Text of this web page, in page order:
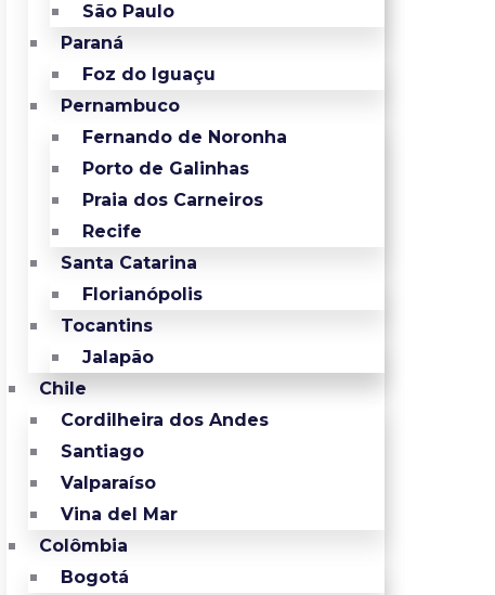
São Paulo
Paraná
Foz do Iguaçu
Pernambuco
Fernando de Noronha
Porto de Galinhas
Praia dos Carneiros
Recife
Santa Catarina
Florianópolis
Tocantins
Jalapão
Chile
Cordilheira dos Andes
Santiago
Valparaíso
Vina del Mar
Colômbia
Bogotá